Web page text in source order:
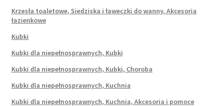
Krzesła toaletowe, Siedziska i ławeczki do wanny, Akcesoria
łazienkowe
Kubki
Kubki dla niepełnosprawnych, Kubki
Kubki dla niepełnosprawnych, Kubki, Choroba
Kubki dla niepełnosprawnych, Kuchnia
Kubki dla niepełnosprawnych, Kuchnia, Akcesoria i pomoce